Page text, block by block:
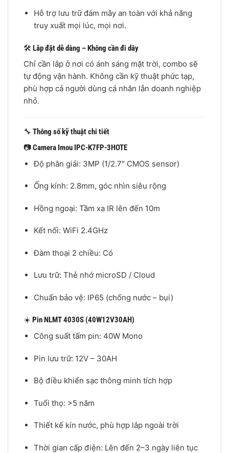
Hỗ trợ lưu trữ đám mây an toàn với khả năng
truy xuất mọi lúc, mọi nơi.
🛠️ Lắp đặt dễ dàng – Không cần đi dây
Chỉ cần lắp ở nơi có ánh sáng mặt trời, combo sẽ
tự động vận hành. Không cần kỹ thuật phức tạp,
phù hợp cả người dùng cá nhân lẫn doanh nghiệp
nhỏ.
🔧 Thông số kỹ thuật chi tiết
📷Camera Imou IPC-K7FP-3HOTE
Độ phân giải: 3MP (1/2.7″ CMOS sensor)
Ống kính: 2.8mm, góc nhìn siêu rộng
Hồng ngoại: Tầm xa IR lên đến 10m
Kết nối: WiFi 2.4GHz
Đàm thoại 2 chiều: Có
Lưu trữ: Thẻ nhớ microSD / Cloud
Chuẩn bảo vệ: IP65 (chống nước – bụi)
☀️ Pin NLMT 4030S (40W12V30AH)
Công suất tấm pin: 40W Mono
Pin lưu trữ: 12V – 30AH
Bộ điều khiển sạc thông minh tích hợp
Tuổi thọ: >5 năm
Thiết kế kín nước, phù hợp lắp ngoài trời
Thời gian cấp điện: Lên đến 2–3 ngày liên tục